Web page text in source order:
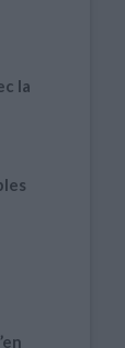
la